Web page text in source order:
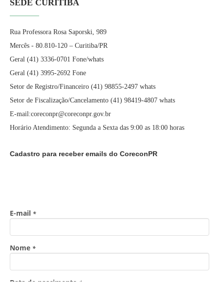
SEDE CURITIBA
Rua Professora Rosa Saporski, 989
Mercês - 80.810-120 – Curitiba/PR
Geral (41) 3336-0701 Fone/whats
Geral (41) 3995-2692 Fone
Setor de Registro/Financeiro (41) 98855-2497 whats
Setor de Fiscalização/Cancelamento (41) 98419-4807 whats
E-mail:coreconpr@coreconpr.gov.br
Horário Atendimento: Segunda a Sexta das 9:00 as 18:00 horas
Cadastro para receber emails do CoreconPR